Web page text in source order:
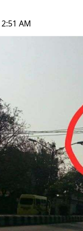
AM